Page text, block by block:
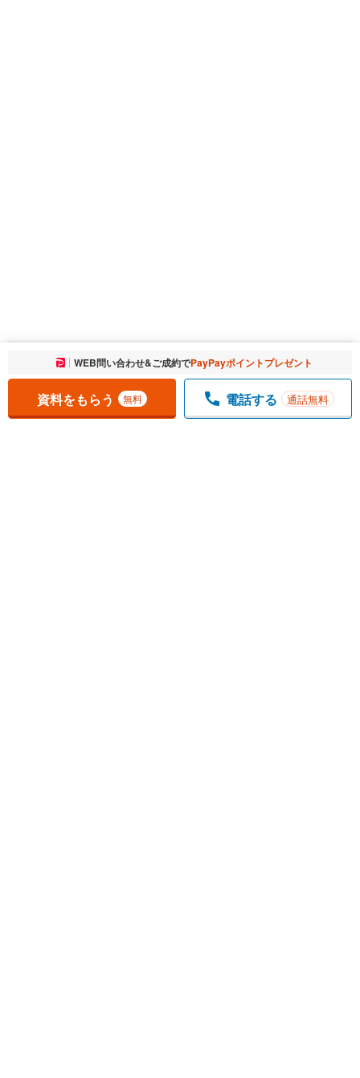
お気に入りに追加しました。 一覧を開く
WEB問い合わせ&ご成約でPayPayポイントプレゼント
資料をもらう 無料 電話する 通話無料